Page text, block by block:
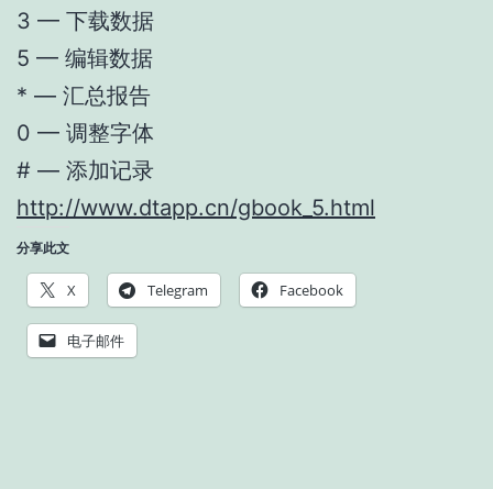
3 — 下载数据
5 — 编辑数据
* — 汇总报告
0 — 调整字体
# — 添加记录
http://www.dtapp.cn/gbook_5.html
分享此文
X Telegram Facebook
电子邮件